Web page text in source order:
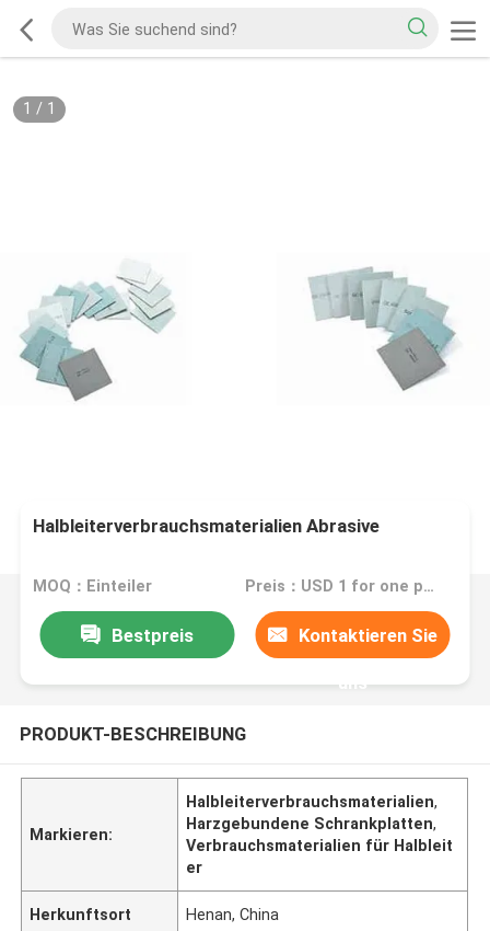
1 / 1
Halbleiterverbrauchsmaterialien Abrasive
MOQ：Einteiler Preis：USD 1 for one piece
Bestpreis Kontaktieren Sie
uns
PRODUKT-BESCHREIBUNG
Markieren:
Halbleiterverbrauchsmaterialien,
Harzgebundene Schrankplatten,
Verbrauchsmaterialien für Halbleit
er
Herkunftsort Henan, China